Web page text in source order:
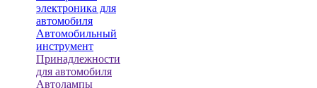
электроника для
автомобиля
Автомобильный
инструмент
Принадлежности
для автомобиля
Автолампы